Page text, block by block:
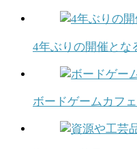
4年ぶりの開催とな
ボードゲームカフ